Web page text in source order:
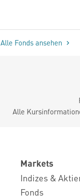
Alle Fonds ansehen
Alle
Markets
Indizes &
Fonds